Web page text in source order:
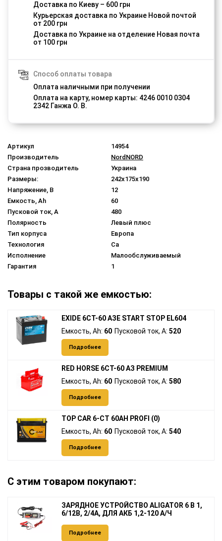
Доставка по Киеву – 600 грн
Курьерская доставка по Украине Новой почтой
от 200 грн
Доставка по Украине на отделение Новая почта
от 100 грн
Способ оплаты товара
Оплата наличными при получении
Оплата на карту, номер карты: 4246 0010 0304
2342 Ганжа О. В.
Артикул
14954
Производитель
Nord NORD
Страна прозводитель
Украина
Размеры:
242x175x190
Напряжение, В
12
Емкость, Ah
60
Пусковой ток, A
480
Полярность
Левый плюс
Тип корпуса
Европа
Технология
Ca
Исполнение
Малообслуживаемый
Гарантия
1
Товары с такой же емкостью:
EXIDE 6СТ-60 АЗЕ START STOP EL604
Емкость, Ah: 60 Пусковой ток, A: 520
Подробнее
RED HORSE 6СТ-60 АЗ PREMIUM
Емкость, Ah: 60 Пусковой ток, A: 580
Подробнее
TOP CAR 6-CT 60AH PROFI (0)
Емкость, Ah: 60 Пусковой ток, A: 540
Подробнее
С этим товаром покупают:
ЗАРЯДНОЕ УСТРОЙСТВО ALIGATOR 6 В 1,
6/12В, 2/4А, ДЛЯ АКБ 1,2-120 А/Ч
Подробнее